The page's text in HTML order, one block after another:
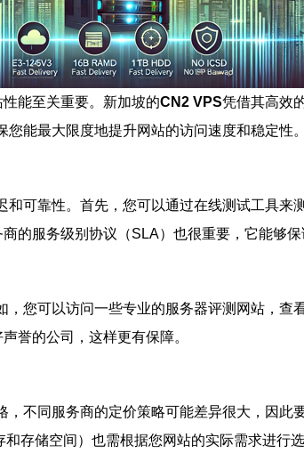
能至关重要。新加坡的CN2 VPS凭借其高效
您能最大限度地提升网站的访问速度和稳定性。
和可靠性。首先，您可以通过在线测试工具来
的服务级别协议（SLA）也很重要，它能够保
，您可以访问一些专业的服务器评测网站，
誉的公司，这样更有保障。
，不同服务商的定价策略可能差异很大，因此
存储空间）也需根据您网站的实际需求进行